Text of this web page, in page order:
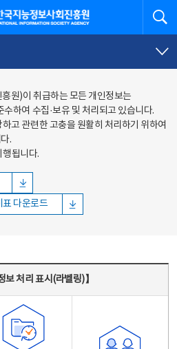
사회진흥원
원)이 취급하는 모든 개인정보는
하여 수집·보유 및 처리되고 있습니다.
고 관련한 고충을 원활히 처리하기 위하여
.
됩니다.
표 다운로드
보 처리 표시(라벨링)】